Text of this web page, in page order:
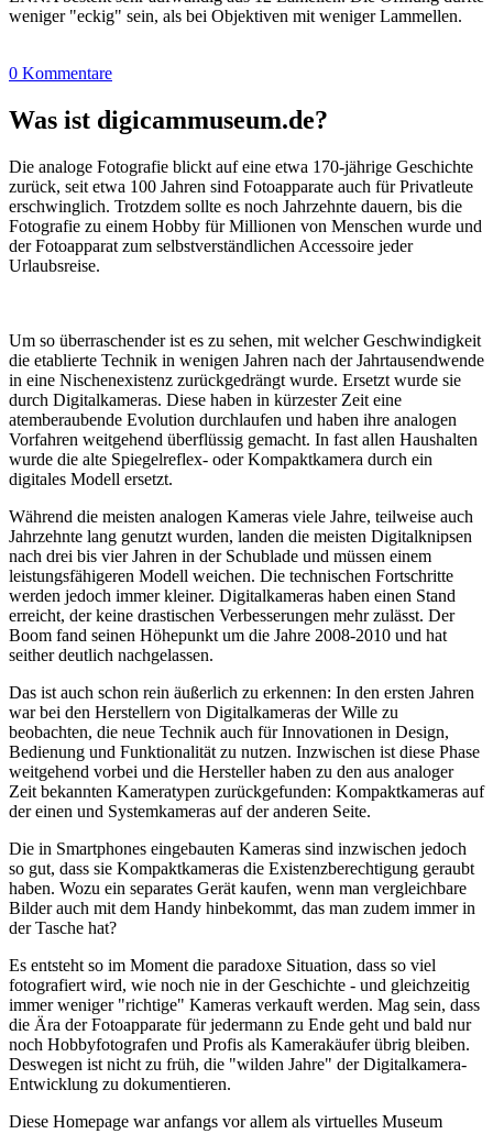
weniger "eckig" sein, als bei Objektiven mit weniger Lammellen.
0 Kommentare
Was ist digicammuseum.de?
Die analoge Fotografie blickt auf eine etwa 170-jährige Geschichte
zurück, seit etwa 100 Jahren sind Fotoapparate auch für Privatleute
erschwinglich. Trotzdem sollte es noch Jahrzehnte dauern, bis die
Fotografie zu einem Hobby für Millionen von Menschen wurde und
der Fotoapparat zum selbstverständlichen Accessoire jeder
Urlaubsreise.
Um so überraschender ist es zu sehen, mit welcher Geschwindigkeit
die etablierte Technik in wenigen Jahren nach der Jahrtausendwende
in eine Nischenexistenz zurückgedrängt wurde. Ersetzt wurde sie
durch Digitalkameras. Diese haben in kürzester Zeit eine
atemberaubende Evolution durchlaufen und haben ihre analogen
Vorfahren weitgehend überflüssig gemacht. In fast allen Haushalten
wurde die alte Spiegelreflex- oder Kompaktkamera durch ein
digitales Modell ersetzt.
Während die meisten analogen Kameras viele Jahre, teilweise auch
Jahrzehnte lang genutzt wurden, landen die meisten Digitalknipsen
nach drei bis vier Jahren in der Schublade und müssen einem
leistungsfähigeren Modell weichen. Die technischen Fortschritte
werden jedoch immer kleiner. Digitalkameras haben einen Stand
erreicht, der keine drastischen Verbesserungen mehr zulässt. Der
Boom fand seinen Höhepunkt um die Jahre 2008-2010 und hat
seither deutlich nachgelassen.
Das ist auch schon rein äußerlich zu erkennen: In den ersten Jahren
war bei den Herstellern von Digitalkameras der Wille zu
beobachten, die neue Technik auch für Innovationen in Design,
Bedienung und Funktionalität zu nutzen. Inzwischen ist diese Phase
weitgehend vorbei und die Hersteller haben zu den aus analoger
Zeit bekannten Kameratypen zurückgefunden: Kompaktkameras auf
der einen und Systemkameras auf der anderen Seite.
Die in Smartphones eingebauten Kameras sind inzwischen jedoch
so gut, dass sie Kompaktkameras die Existenzberechtigung geraubt
haben. Wozu ein separates Gerät kaufen, wenn man vergleichbare
Bilder auch mit dem Handy hinbekommt, das man zudem immer in
der Tasche hat?
Es entsteht so im Moment die paradoxe Situation, dass so viel
fotografiert wird, wie noch nie in der Geschichte - und gleichzeitig
immer weniger "richtige" Kameras verkauft werden. Mag sein, dass
die Ära der Fotoapparate für jedermann zu Ende geht und bald nur
noch Hobbyfotografen und Profis als Kamerakäufer übrig bleiben.
Deswegen ist nicht zu früh, die "wilden Jahre" der Digitalkamera-
Entwicklung zu dokumentieren.
Diese Homepage war anfangs vor allem als virtuelles Museum